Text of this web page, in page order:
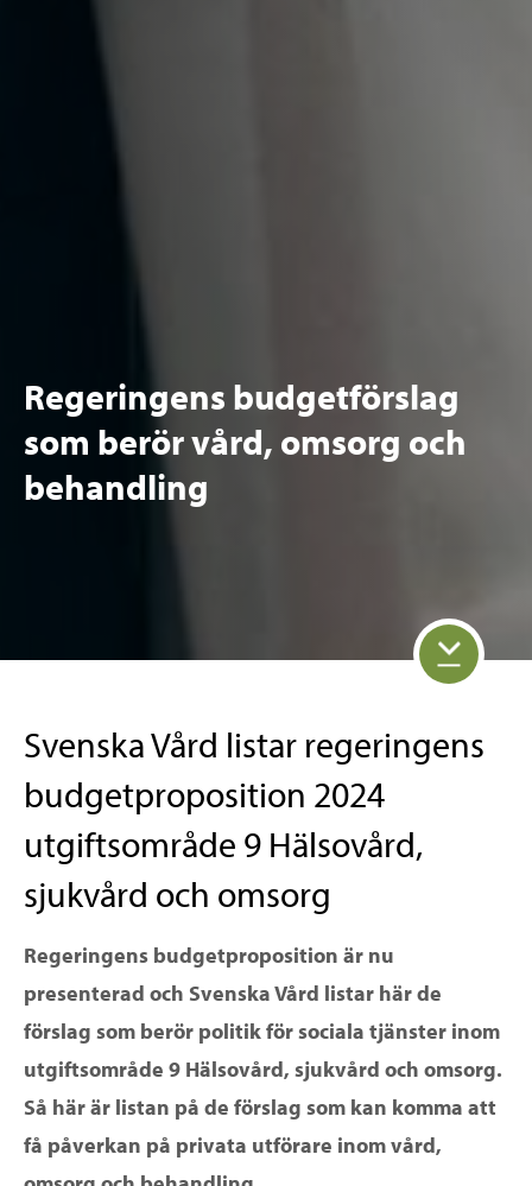
Regeringens budgetförslag
som berör vård, omsorg och
behandling
Svenska Vård listar regeringens
budgetproposition 2024
utgiftsområde 9 Hälsovård,
sjukvård och omsorg
Regeringens budgetproposition är nu
presenterad och Svenska Vård listar här de
förslag som berör politik för sociala tjänster inom
utgiftsområde 9 Hälsovård, sjukvård och omsorg.
Så här är listan på de förslag som kan komma att
få påverkan på privata utförare inom vård,